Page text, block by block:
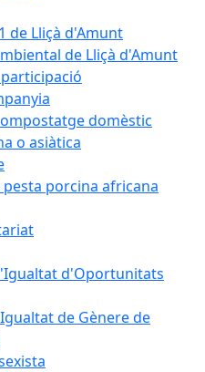
de Lliçà d'Amunt
de Lliçà d'Amunt
domèstic
o asiàtica
pesta porcina africana
d'Oportunitats
de Gènere de